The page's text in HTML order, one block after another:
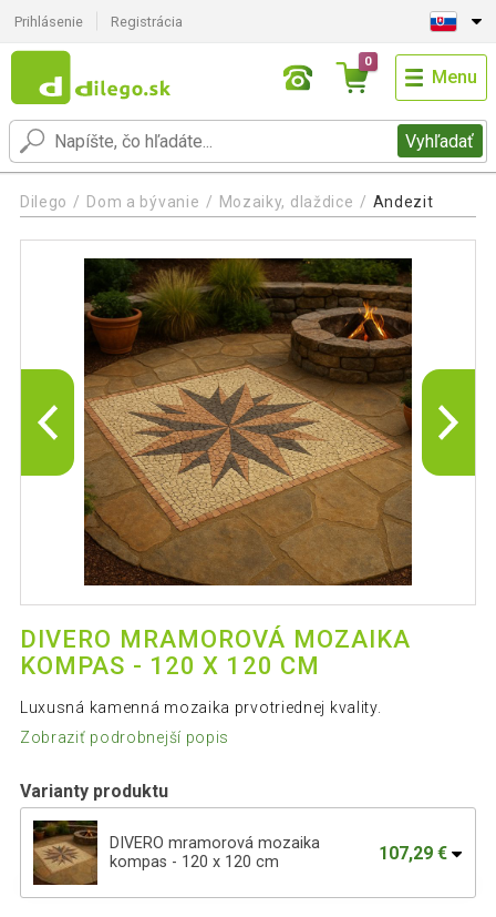
Prihlásenie Registrácia
Vyhľadať
0
Menu
Dilego Dom a bývanie Mozaiky, dlaždice Andezit
DIVERO MRAMOROVÁ MOZAIKA
KOMPAS - 120 X 120 CM
Luxusná kamenná mozaika prvotriednej kvality.
Zobraziť podrobnejší popis
Varianty produktu
DIVERO mramorová mozaika
kompas - 120 x 120 cm
107,29 €